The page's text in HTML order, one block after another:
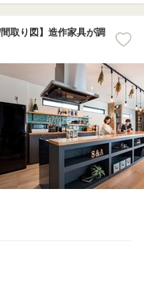
取り図】造作家具が調